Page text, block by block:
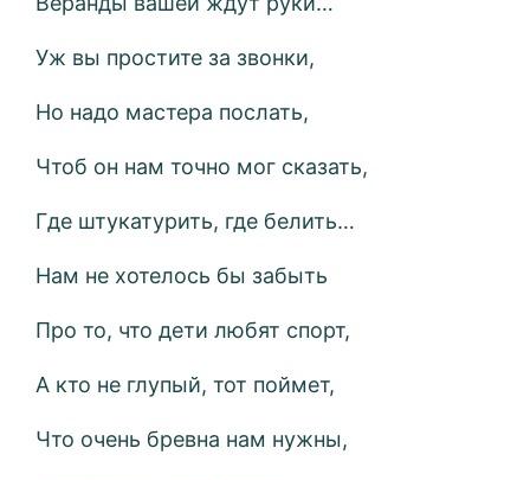
Уж вы простите за звонки,
Но надо мастера послать,
Чтоб он нам точно мог сказать,
Где штукатурить, где белить…
Нам не хотелось бы забыть
Про то, что дети любят спорт,
А кто не глупый, тот поймет,
Что очень бревна нам нужны,